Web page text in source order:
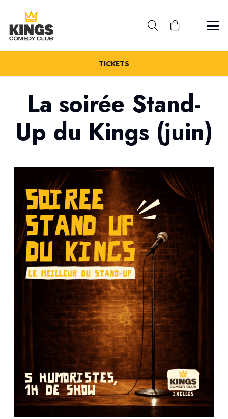
TICKETS
La soirée Stand-
Up du Kings (juin)